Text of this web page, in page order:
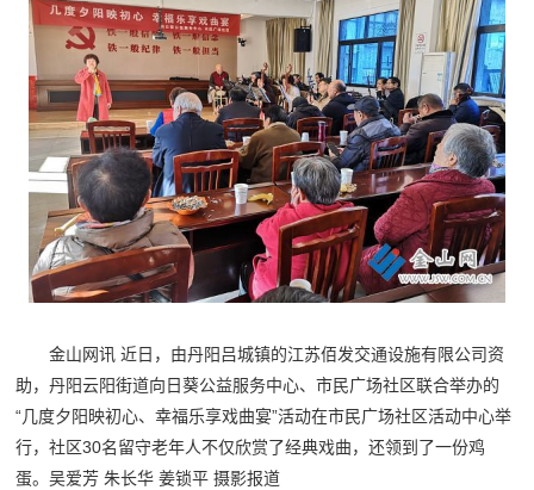
金山网讯 近日，由丹阳吕城镇的江苏佰发交通设施有限公司资
助，丹阳云阳街道向日葵公益服务中心、市民广场社区联合举办的
“几度夕阳映初心、幸福乐享戏曲宴”活动在市民广场社区活动中心举
行，社区30名留守老年人不仅欣赏了经典戏曲，还领到了一份鸡
蛋。吴爱芳 朱长华 姜锁平 摄影报道